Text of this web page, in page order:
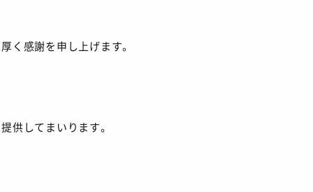
く感謝を申し上げます。
供してまいります。